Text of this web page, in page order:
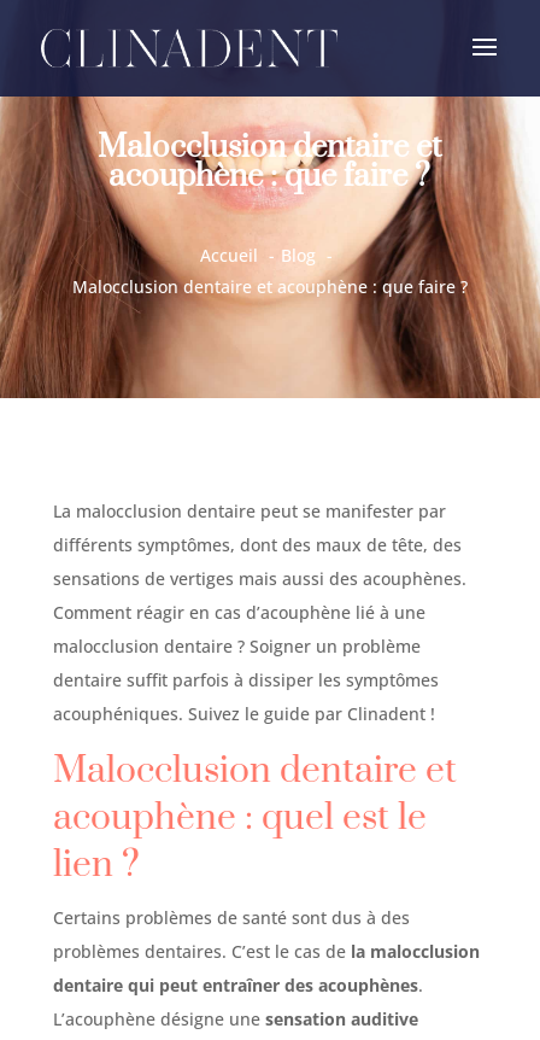
Malocclusion dentaire et
acouphène : que faire ?
Accueil
Blog
Malocclusion dentaire et acouphène : que faire ?
La malocclusion dentaire peut se manifester par
différents symptômes, dont des maux de tête, des
sensations de vertiges mais aussi des acouphènes.
Comment réagir en cas d’acouphène lié à une
malocclusion dentaire ? Soigner un problème
dentaire suffit parfois à dissiper les symptômes
acouphéniques. Suivez le guide par Clinadent !
Malocclusion dentaire et
acouphène : quel est le
lien ?
Certains problèmes de santé sont dus à des
problèmes dentaires. C’est le cas dela malocclusion
dentaire qui peut entraîner des acouphènes.
L’acouphène désigne une sensation auditive